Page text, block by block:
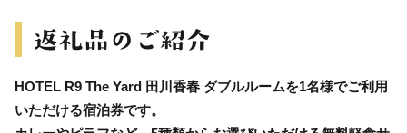
HOTEL R9 The Yard 田川香春 ダブルルームを1名様でご利用
いただける宿泊券です。